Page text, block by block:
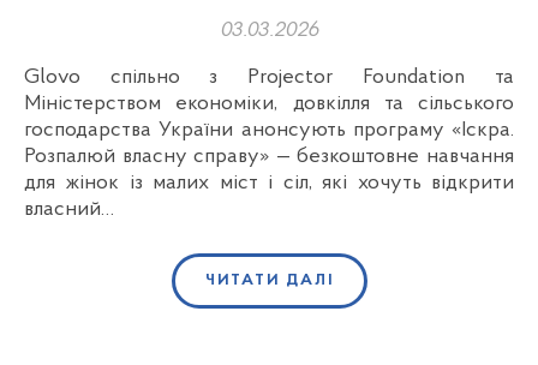
03.03.2026
Glovo спільно з Projector Foundation та
Міністерством економіки, довкілля та сільського
господарства України анонсують програму «Іскра.
Розпалюй власну справу» — безкоштовне навчання
для жінок із малих міст і сіл, які хочуть відкрити
власний…
ЧИТАТИ ДАЛІ